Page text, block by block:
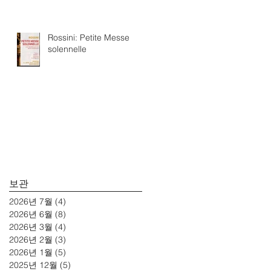
Rossini: Petite Messe
solennelle
보관
2026년 7월 (4)
2026년 6월 (8)
2026년 3월 (4)
2026년 2월 (3)
2026년 1월 (5)
2025년 12월 (5)